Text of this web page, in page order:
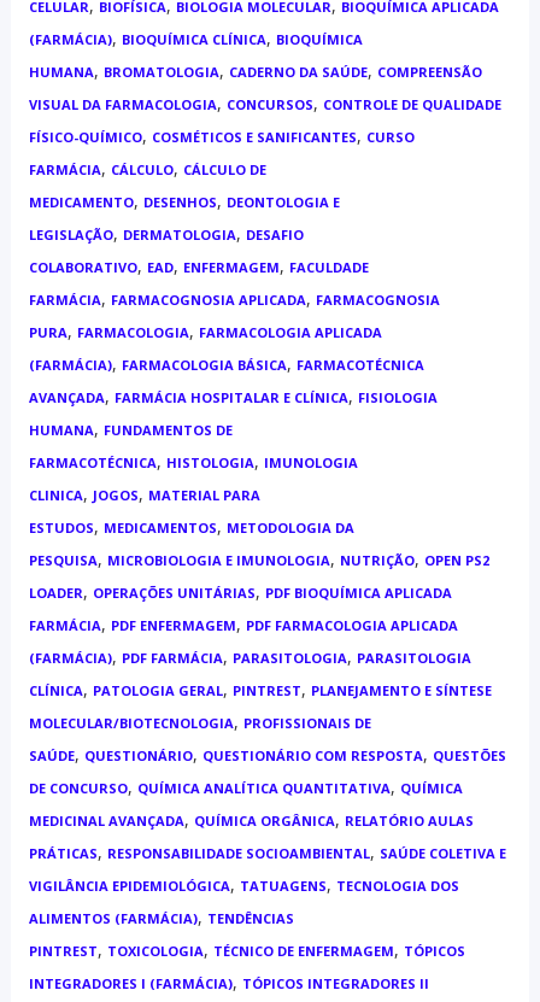
CELULAR, BIOFÍSICA, BIOLOGIA MOLECULAR, BIOQUÍMICA APLICADA
(FARMÁCIA), BIOQUÍMICA CLÍNICA, BIOQUÍMICA
HUMANA, BROMATOLOGIA, CADERNO DA SAÚDE, COMPREENSÃO
VISUAL DA FARMACOLOGIA, CONCURSOS, CONTROLE DE QUALIDADE
FÍSICO-QUÍMICO, COSMÉTICOS E SANIFICANTES, CURSO
FARMÁCIA, CÁLCULO, CÁLCULO DE
MEDICAMENTO, DESENHOS, DEONTOLOGIA E
LEGISLAÇÃO, DERMATOLOGIA, DESAFIO
COLABORATIVO, EAD, ENFERMAGEM, FACULDADE
FARMÁCIA, FARMACOGNOSIA APLICADA, FARMACOGNOSIA
PURA, FARMACOLOGIA, FARMACOLOGIA APLICADA
(FARMÁCIA), FARMACOLOGIA BÁSICA, FARMACOTÉCNICA
AVANÇADA, FARMÁCIA HOSPITALAR E CLÍNICA, FISIOLOGIA
HUMANA, FUNDAMENTOS DE
FARMACOTÉCNICA, HISTOLOGIA, IMUNOLOGIA
CLINICA, JOGOS, MATERIAL PARA
ESTUDOS, MEDICAMENTOS, METODOLOGIA DA
PESQUISA, MICROBIOLOGIA E IMUNOLOGIA, NUTRIÇÃO, OPEN PS2
LOADER, OPERAÇÕES UNITÁRIAS, PDF BIOQUÍMICA APLICADA
FARMÁCIA, PDF ENFERMAGEM, PDF FARMACOLOGIA APLICADA
(FARMÁCIA), PDF FARMÁCIA, PARASITOLOGIA, PARASITOLOGIA
CLÍNICA, PATOLOGIA GERAL, PINTREST, PLANEJAMENTO E SÍNTESE
MOLECULAR/BIOTECNOLOGIA, PROFISSIONAIS DE
SAÚDE, QUESTIONÁRIO, QUESTIONÁRIO COM RESPOSTA, QUESTÕES
DE CONCURSO, QUÍMICA ANALÍTICA QUANTITATIVA, QUÍMICA
MEDICINAL AVANÇADA, QUÍMICA ORGÂNICA, RELATÓRIO AULAS
PRÁTICAS, RESPONSABILIDADE SOCIOAMBIENTAL, SAÚDE COLETIVA E
VIGILÂNCIA EPIDEMIOLÓGICA, TATUAGENS, TECNOLOGIA DOS
ALIMENTOS (FARMÁCIA), TENDÊNCIAS
PINTREST, TOXICOLOGIA, TÉCNICO DE ENFERMAGEM, TÓPICOS
INTEGRADORES I (FARMÁCIA), TÓPICOS INTEGRADORES II